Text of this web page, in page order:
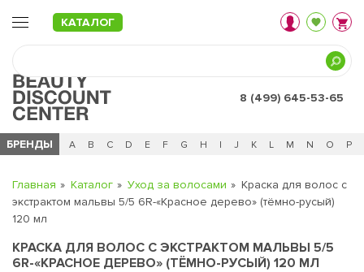
КАТАЛОГ
8 (499) 645-53-65
БРЕНДЫ
Ч 0 - 9 A B C D E F G H I J K L M N O P
Главная Каталог Уход за волосами
Краска для волос с
экстрактом мальвы 5/5 6R-«Красное дерево» (тёмно-русый)
120 мл
КРАСКА ДЛЯ ВОЛОС С ЭКСТРАКТОМ МАЛЬВЫ 5/5
6R-«КРАСНОЕ ДЕРЕВО» (ТЁМНО-РУСЫЙ) 120 МЛ